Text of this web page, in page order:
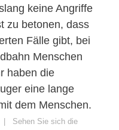
keine Angriffe
zu betonen, dass
Fälle gibt, bei
Menschen
haben die
eine lange
dem Menschen.
| Sehen Sie sich die